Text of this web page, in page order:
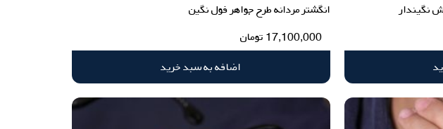
نگیندار
انگشتر مردانه طرح جواهر فول نگین
17,100,000 تومان
اضافه به سبد خرید